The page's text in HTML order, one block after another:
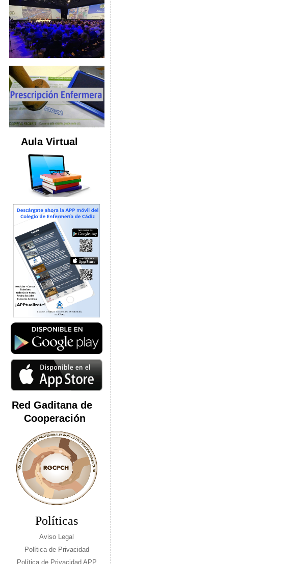
Aula Virtual
Red Gaditana de
Cooperación
Políticas
Aviso Legal
Política de Privacidad
Política de Privacidad APP